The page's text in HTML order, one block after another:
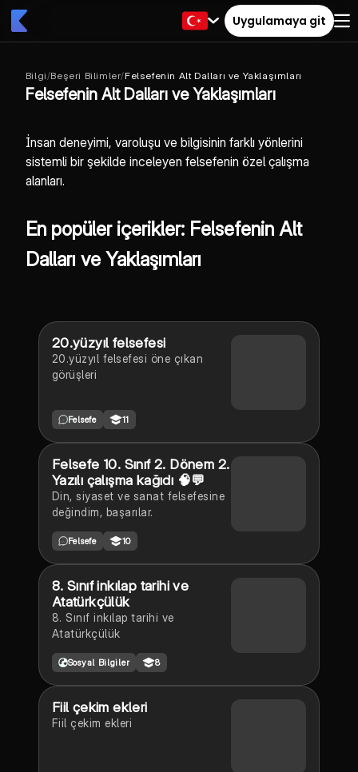
Uygulamaya git
Bilgi/Beşeri Bilimler/Felsefenin Alt Dalları ve Yaklaşımları
Felsefenin Alt Dalları ve Yaklaşımları
İnsan deneyimi, varoluşu ve bilgisinin farklı yönlerini
sistemli bir şekilde inceleyen felsefenin özel çalışma
alanları.
En popüler içerikler: Felsefenin Alt
Dalları ve Yaklaşımları
20.yüzyıl felsefesi
20.yüzyıl felsefesi öne çıkan
görüşleri
Felsefe 11
Felsefe 10. Sınıf 2. Dönem 2.
Yazılı çalışma kağıdı 🧠💬
Din, siyaset ve sanat felsefesine
değindim, başarılar.
Felsefe 10
8. Sınıf inkılap tarihi ve
Atatürkçülük
8. Sınıf inkılap tarihi ve
Atatürkçülük
Sosyal Bilgiler 8
Fiil çekim ekleri
Fiil çekim ekleri